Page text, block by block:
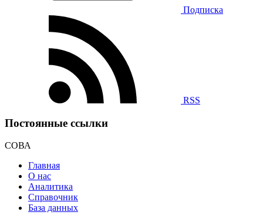
Подписка
RSS
Постоянные ссылки
СОВА
Главная
О нас
Аналитика
Справочник
База данных